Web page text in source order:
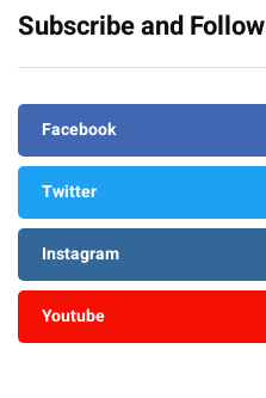
Subscribe and Follow
Facebook
Twitter
Instagram
Youtube